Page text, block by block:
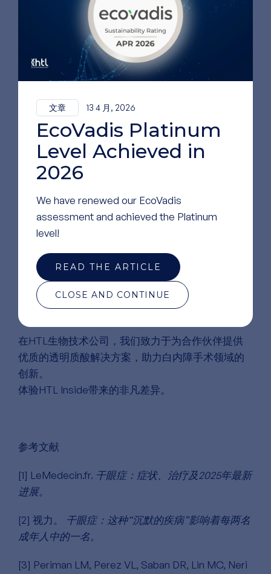
文章 13 4 月, 2026
EcoVadis Platinum
Level Achieved in
2026
We have renewed our EcoVadis
assessment and achieved the Platinum
level!
READ THE ARTICLE
CLOSE AND CONTINUE
透明质酸是眼科粘弹手术器械中最重要的聚合物之
一。 透明质酸卓越的理化性质使其特别适合用于眼
科领域。其高分子量和亲水性使其能够保留大量水
分，即使在相对较低的浓度下也能形成高粘度溶
液。这一特性有助于实现OVDs所需的粘弹性行为。
此外，透明质酸还具有出色的生物相容性和极低的
免疫原性，可最大限度地降低引入眼内时引发炎症
反应的风险。[4,5,7]
OVD已成为现代白内障手术中不可或缺的工具，有
助于维持前房结构、保护眼部组织以及提高整体手
相容性，透明质酸在这些装置中发挥着核心作用。
如今，具有多样化流变特性的OVD的开发，使外科
医生能够更好地根据手术的每个步骤调整材料，从
而同时提高手术安全性和治疗效果。[3–7]
在HTL生物技术公司，我们致力于为合作伙伴提供
优质的透明质酸解决方案，助力白内障手术领域的
创新。
体验HTL Inside带来的非凡差异。
参考文献
[1] LeMedecin.fr. 干眼症：症状、治疗及2025年最新
进展。
[2] 视力。 干眼症：这种“沉默的疾病”影响着每两名
成年人中的一名。
[3] Periman LM, Perez VL, Saban DR, Lin MC, Neri